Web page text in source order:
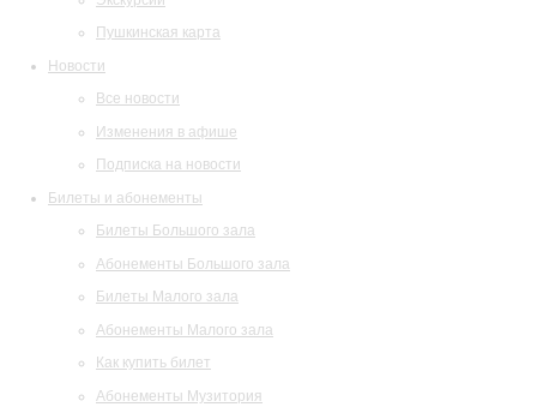
Пушкинская карта
Новости
Все новости
Изменения в афише
Подписка на новости
Билеты и абонементы
Билеты Большого зала
Абонементы Большого зала
Билеты Малого зала
Абонементы Малого зала
Как купить билет
Абонементы Музитория